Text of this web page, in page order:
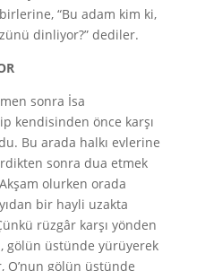
“Bu adam kim ki,
dinliyor?” dediler.
sonra İsa
kendisinden önce karşı
Bu arada halkı evlerine
sonra dua etmek
olurken orada
bir hayli uzakta
rüzgâr karşı yönden
gölün üstünde yürüyerek
O’nun gölün üstünde